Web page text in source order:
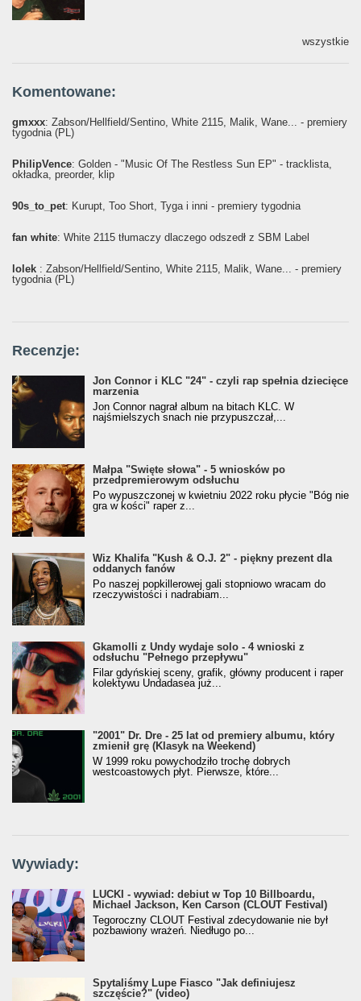
wszystkie
Komentowane:
gmxxx: Żabson/Hellfield/Sentino, White 2115, Malik, Wane... - premiery
tygodnia (PL)
PhilipVence: Golden - "Music Of The Restless Sun EP" - tracklista,
okładka, preorder, klip
90s_to_pet: Kurupt, Too Short, Tyga i inni - premiery tygodnia
fan white: White 2115 tłumaczy dlaczego odszedł z SBM Label
lolek : Żabson/Hellfield/Sentino, White 2115, Malik, Wane... - premiery
tygodnia (PL)
Recenzje:
Jon Connor i KLC "24" - czyli rap spełnia dziecięce
marzenia
Jon Connor nagrał album na bitach KLC. W
najśmielszych snach nie przypuszczał,...
Małpa "Święte słowa" - 5 wniosków po
przedpremierowym odsłuchu
Po wypuszczonej w kwietniu 2022 roku płycie "Bóg nie
gra w kości" raper z...
Wiz Khalifa "Kush & O.J. 2" - piękny prezent dla
oddanych fanów
Po naszej popkillerowej gali stopniowo wracam do
rzeczywistości i nadrabiam...
Gkamolli z Undy wydaje solo - 4 wnioski z
odsłuchu "Pełnego przepływu"
Filar gdyńskiej sceny, grafik, główny producent i raper
kolektywu Undadasea już...
"2001" Dr. Dre - 25 lat od premiery albumu, który
zmienił grę (Klasyk na Weekend)
W 1999 roku powychodziło trochę dobrych
westcoastowych płyt. Pierwsze, które...
Wywiady:
LUCKI - wywiad: debiut w Top 10 Billboardu,
Michael Jackson, Ken Carson (CLOUT Festival)
Tegoroczny CLOUT Festival zdecydowanie nie był
pozbawiony wrażeń. Niedługo po...
Spytaliśmy Lupe Fiasco "Jak definiujesz
szczęście?" (video)